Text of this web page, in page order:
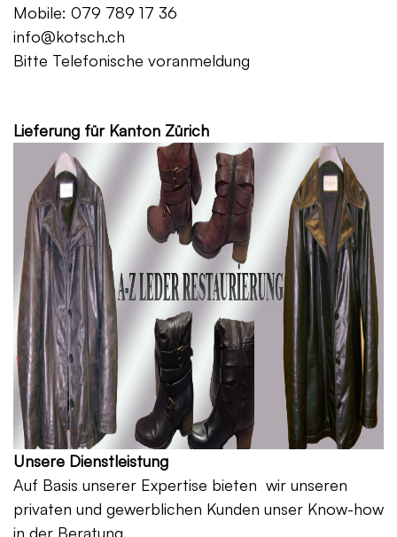
Mobile: 079 789 17 36
info@kotsch.ch
Bitte Telefonische voranmeldung
Lieferung für Kanton Zürich
Unsere Dienstleistung
Auf Basis unserer Expertise bieten wir unseren
privaten und gewerblichen Kunden unser Know-how
in der Beratung,